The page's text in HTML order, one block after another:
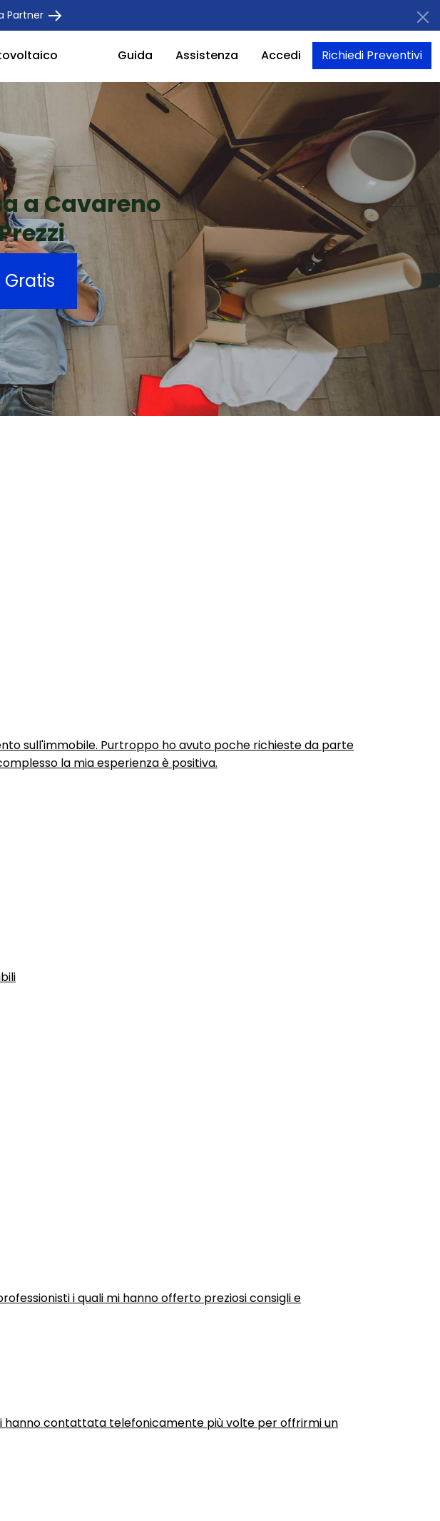
Partner
Guida Assistenza Accedi Richiedi Preventivi
a Cavareno
Gratis
sull'immobile. Purtroppo ho avuto poche richieste da parte
la mia esperienza è positiva.
i quali mi hanno offerto preziosi consigli e
hanno contattata telefonicamente più volte per offrirmi un